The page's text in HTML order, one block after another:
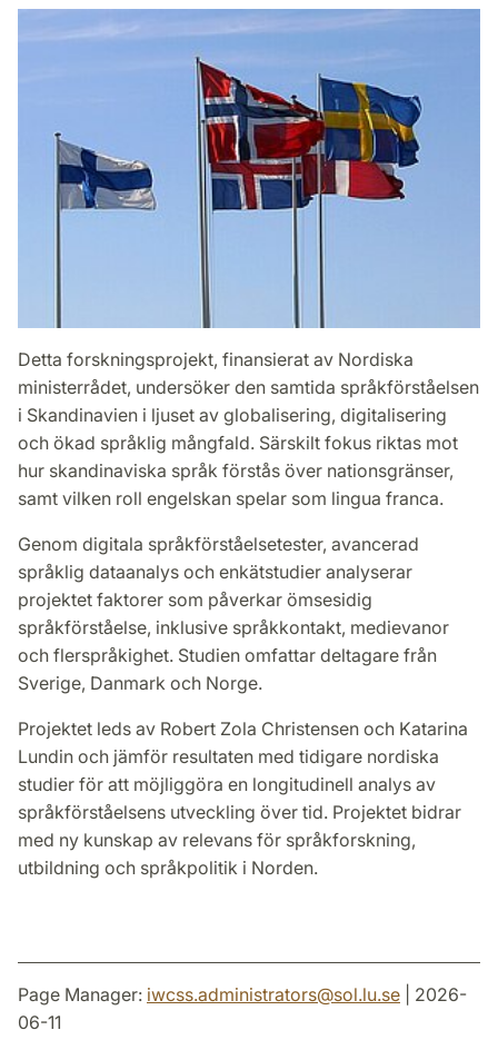
Detta forskningsprojekt, finansierat av Nordiska
ministerrådet, undersöker den samtida språkförståelsen
i Skandinavien i ljuset av globalisering, digitalisering
och ökad språklig mångfald. Särskilt fokus riktas mot
hur skandinaviska språk förstås över nationsgränser,
samt vilken roll engelskan spelar som lingua franca.
Genom digitala språkförståelsetester, avancerad
språklig dataanalys och enkätstudier analyserar
projektet faktorer som påverkar ömsesidig
språkförståelse, inklusive språkkontakt, medievanor
och flerspråkighet. Studien omfattar deltagare från
Sverige, Danmark och Norge.
Projektet leds av Robert Zola Christensen och Katarina
Lundin och jämför resultaten med tidigare nordiska
studier för att möjliggöra en longitudinell analys av
språkförståelsens utveckling över tid. Projektet bidrar
med ny kunskap av relevans för språkforskning,
utbildning och språkpolitik i Norden.
Page Manager: iwcss.administrators@sol.lu.se | 2026-
06-11